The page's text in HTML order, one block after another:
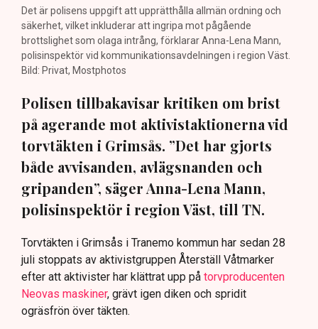
Det är polisens uppgift att upprätthålla allmän ordning och
säkerhet, vilket inkluderar att ingripa mot pågående
brottslighet som olaga intrång, förklarar Anna-Lena Mann,
polisinspektör vid kommunikationsavdelningen i region Väst.
Bild: Privat, Mostphotos
Polisen tillbakavisar kritiken om brist
på agerande mot aktivistaktionerna vid
torvtäkten i Grimsås. ”Det har gjorts
både avvisanden, avlägsnanden och
gripanden”, säger Anna-Lena Mann,
polisinspektör i region Väst, till TN.
Torvtäkten i Grimsås i Tranemo kommun har sedan 28
juli stoppats av aktivistgruppen Återställ Våtmarker
efter att aktivister har klättrat upp på torvproducenten
Neovas maskiner, grävt igen diken och spridit
ogräsfrön över täkten.